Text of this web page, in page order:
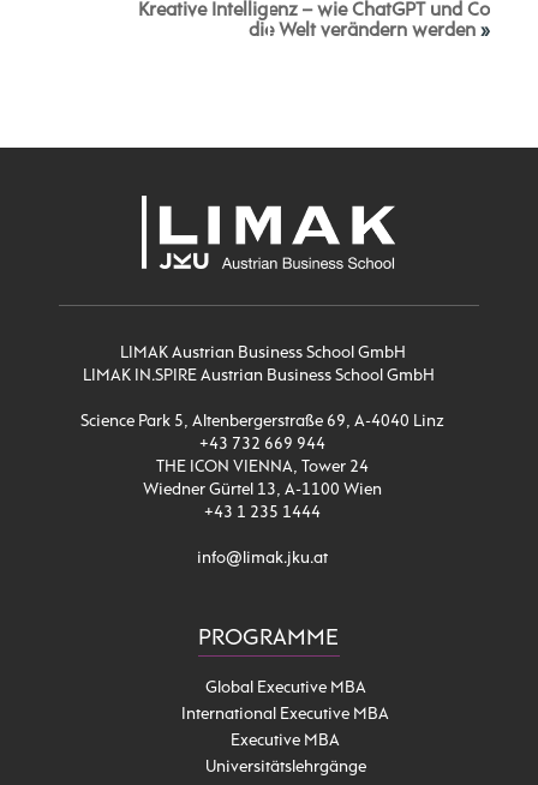
Kreative Intelligenz – wie ChatGPT und Co
die Welt verändern werden »
LIMAK Austrian Business School GmbH
LIMAK IN.SPIRE Austrian Business School GmbH
Science Park 5, Altenbergerstraße 69, A-4040 Linz
+43 732 669 944
THE ICON VIENNA, Tower 24
Wiedner Gürtel 13, A-1100 Wien
+43 1 235 1444
info@limak.jku.at
PROGRAMME
Global Executive MBA
International Executive MBA
Executive MBA
Universitätslehrgänge